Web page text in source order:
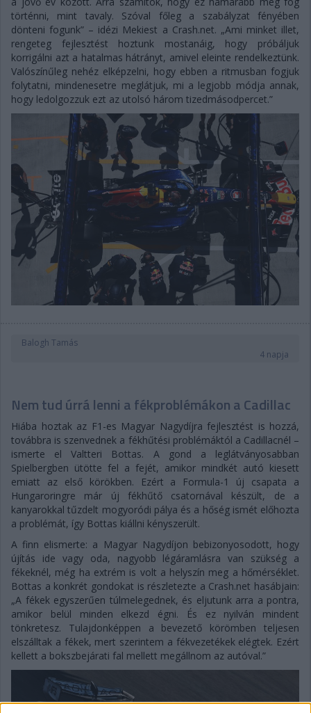
történni, mint tavaly. Szóval főleg a szabályzat fényében
dönteni fogunk” – idézi Mekiest a Crash.net. „Ami minket illet,
rengeteg fejlesztést hoztunk mostanáig, hogy próbáljuk
korrigálni azt a hatalmas hátrányt, amivel eleinte rendelkeztünk.
Valószínűleg nehéz elképzelni, hogy ebben a ritmusban fogjuk
folytatni, mindenesetre meglátjuk, mi a legjobb módja annak,
hogy ledolgozzuk ezt az utolsó három tizedmásodpercet.”
Balogh Tamás
4 napja
Nem tud úrrá lenni a fékproblémákon a Cadillac
Hiába hoztak az F1-es Magyar Nagydíjra fejlesztést is hozzá,
továbbra is szenvednek a fékhűtési problémáktól a Cadillacnél –
ismerte el Valtteri Bottas. A gond a leglátványosabban
Spielbergben ütötte fel a fejét, amikor mindkét autó kiesett
emiatt az első körökben. Ezért a Formula-1 új csapata a
Hungaroringre már új fékhűtő csatornával készült, de a
kanyarokkal tűzdelt mogyoródi pálya és a hőség ismét előhozta
a problémát, így Bottas kiállni kényszerült.
A finn elismerte: a Magyar Nagydíjon bebizonyosodott, hogy
újítás ide vagy oda, nagyobb légáramlásra van szükség a
fékeknél, még ha extrém is volt a helyszín meg a hőmérséklet.
Bottas a konkrét gondokat is részletezte a Crash.net hasábjain:
„A fékek egyszerűen túlmelegednek, és eljutunk arra a pontra,
amikor belül minden elkezd égni. És ez nyilván mindent
tönkretesz. Tulajdonképpen a bevezető körömben teljesen
elszálltak a fékek, mert szerintem a fékvezetékek elégtek. Ezért
kellett a bokszbejárati fal mellett megállnom az autóval.”